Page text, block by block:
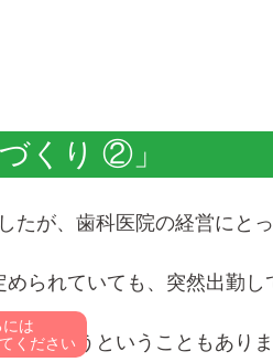
くり ②」
たが、歯科医院の経営にと
られていても、突然出勤し
しまうということもありま
は
ください